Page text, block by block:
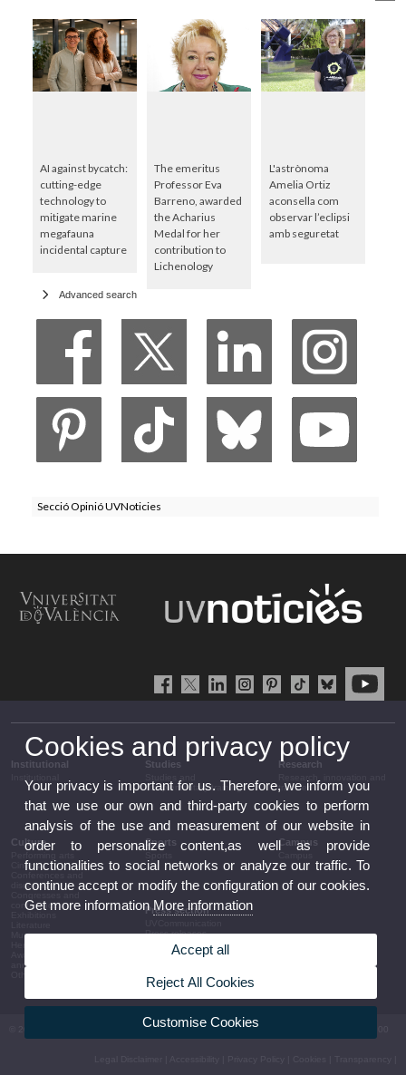
AI against bycatch:
cutting-edge
technology to
mitigate marine
megafauna
incidental capture
The emeritus
Professor Eva
Barreno, awarded
the Acharius
Medal for her
contribution to
Lichenology
L'astrònoma
Amelia Ortiz
aconsella com
observar l’eclipsi
amb seguretat
Advanced search
Secció Opinió UVNoticies
Institutional Studies
complementary training
Research
transfer
Culture
Cinema
discussion
conferences
Music
announcements
Sports Campus
Press section
Press releases
Government agenda
Governance
Corporative information
© 2026 UV. - Av. Blasco Ibáñez, 13. 46010 València. Espanya. Tel UV: (+34) 963 86 41 00
Cookies and privacy policy
Your privacy is important for us. Therefore, we inform you
that we use our own and third-party cookies to perform
analysis of the use and measurement of our website in
order to personalize content,as well as provide
functionalities to social networks or analyze our traffic. To
continue accept or modify the configuration of our cookies.
Get more informationMore information
Accept all
Reject All Cookies
Customise Cookies